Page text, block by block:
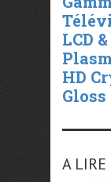
LCD &
HD
Gloss
A LIRE